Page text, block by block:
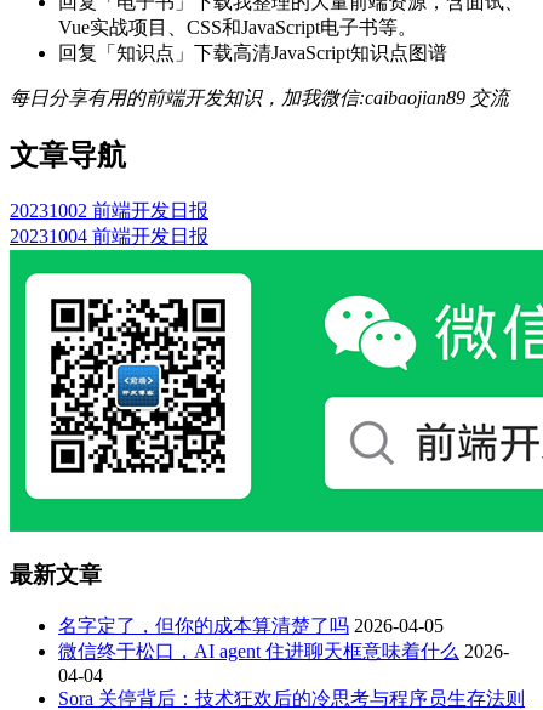
Vue实战项目、CSS和JavaScript电子书等。
回复「知识点」下载高清JavaScript知识点图谱
每日分享有用的前端开发知识，加我微信:caibaojian89 交流
文章导航
20231002 前端开发日报
20231004 前端开发日报
最新文章
名字定了，但你的成本算清楚了吗 2026-04-05
微信终于松口，AI agent 住进聊天框意味着什么 2026-
04-04
Sora 关停背后：技术狂欢后的冷思考与程序员生存法则